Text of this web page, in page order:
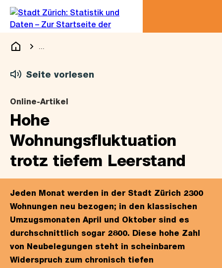
Navigation
Sprunglink
Statistik & Daten
Seite vorlesen
Online-Artikel
Hohe
Wohnungsfluktuation
trotz tiefem Leerstand
Jeden Monat werden in der Stadt Zürich 2300
Wohnungen neu bezogen; in den klassischen
Umzugsmonaten April und Oktober sind es
durchschnittlich sogar 2800. Diese hohe Zahl
von Neubelegungen steht in scheinbarem
Widerspruch zum chronisch tiefen